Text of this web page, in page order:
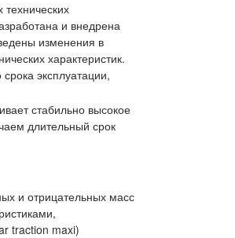
и внедрена
изменения в
характеристик.
эксплуатации,
стабильно высокое
длительный срок
и отрицательных масс
traction maxi)